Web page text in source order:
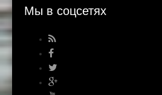
Мы в соцсетях